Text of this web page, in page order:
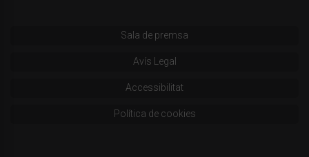
Sala de premsa
Avís Legal
Accessibilitat
Política de cookies